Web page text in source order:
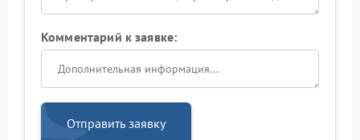
Комментарий к заявке:
Отправить заявку